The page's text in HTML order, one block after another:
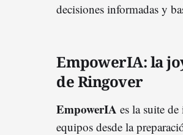
decisiones informadas y
EmpowerIA: la
de Ringover
EmpowerIA es la suite
equipos desde la